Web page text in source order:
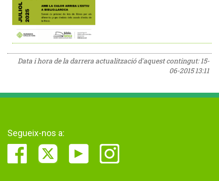
Data i hora de la darrera actualització d'aquest contingut:15-
06-2015 13:11
Segueix-nos a: